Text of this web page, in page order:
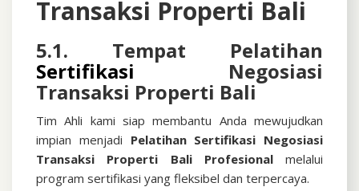
Transaksi Properti Bali
5.1. Tempat Pelatihan
Sertifikasi Negosiasi
Transaksi Properti Bali
Tim Ahli kami siap membantu Anda mewujudkan
impian menjadi Pelatihan Sertifikasi Negosiasi
Transaksi Properti BaliProfesional melalui
program sertifikasi yang fleksibel dan terpercaya.